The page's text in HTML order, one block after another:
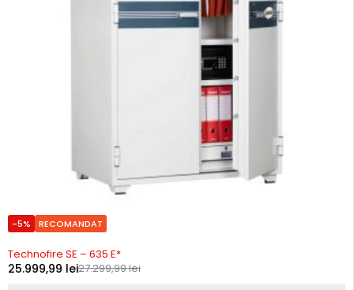
-5% RECOMANDAT
Precomanda
Technofire SE – 635 E*
27.299,99lei
25.999,99 lei